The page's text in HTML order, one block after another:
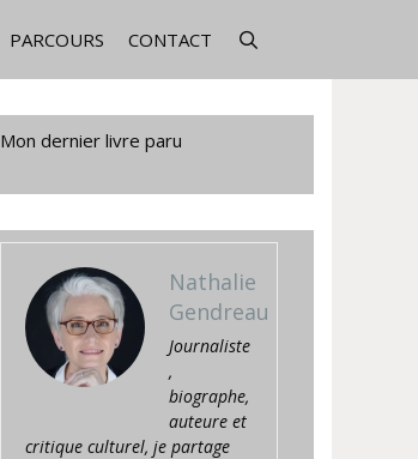
PARCOURS CONTACT
Mon dernier livre paru
Nathalie
Gendreau
Journaliste
,
biographe,
auteure et
critique culturel, je partage